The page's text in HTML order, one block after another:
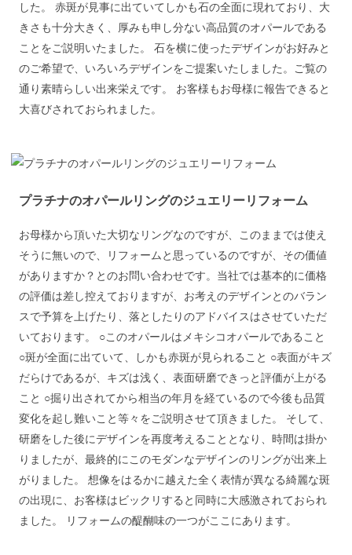
した。 赤斑が見事に出ていてしかも石の全面に現れており、大
きさも十分大きく、厚みも申し分ない高品質のオパールである
ことをご説明いたました。 石を横に使ったデザインがお好みと
のご希望で、いろいろデザインをご提案いたしました。ご覧の
通り素晴らしい出来栄えです。 お客様もお母様に報告できると
大喜びされておられました。
プラチナのオパールリングのジュエリーリフォーム
お母様から頂いた大切なリングなのですが、このままでは使え
そうに無いので、リフォームと思っているのですが、その価値
がありますか？とのお問い合わせです。当社では基本的に価格
の評価は差し控えておりますが、お考えのデザインとのバラン
スで予算を上げたり、落としたりのアドバイスはさせていただ
いております。 ○このオパールはメキシコオパールであること
○斑が全面に出ていて、しかも赤斑が見られること ○表面がキズ
だらけであるが、キズは浅く、表面研磨できっと評価が上がる
こと ○掘り出されてから相当の年月を経ているので今後も品質
変化を起し難いこと等々をご説明させて頂きました。 そして、
研磨をした後にデザインを再度考えることとなり、時間は掛か
りましたが、最終的にこのモダンなデザインのリングが出来上
がりました。 想像をはるかに越えた全く表情が異なる綺麗な斑
の出現に、お客様はビックリすると同時に大感激されておられ
ました。 リフォームの醍醐味の一つがここにあります。